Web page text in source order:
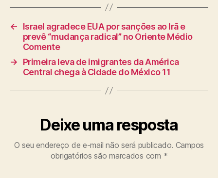
←
Israel agradece EUA por sanções ao Irã e
prevê “mudança radical” no Oriente Médio
Comente
→
Primeira leva de imigrantes da América
Central chega à Cidade do México 11
Deixe uma resposta
O seu endereço de e-mail não será publicado. Campos
obrigatórios são marcados com *